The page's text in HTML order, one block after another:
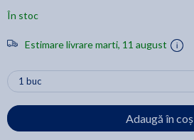
În stoc
Estimare livrare marti, 11 august
Adaugă în coș